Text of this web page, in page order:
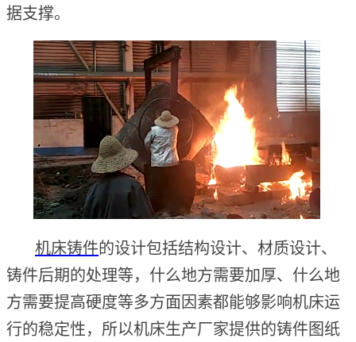
据支撑。
机床铸件的设计包括结构设计、材质设计、
铸件后期的处理等，什么地方需要加厚、什么地
方需要提高硬度等多方面因素都能够影响机床运
行的稳定性，所以机床生产厂家提供的铸件图纸